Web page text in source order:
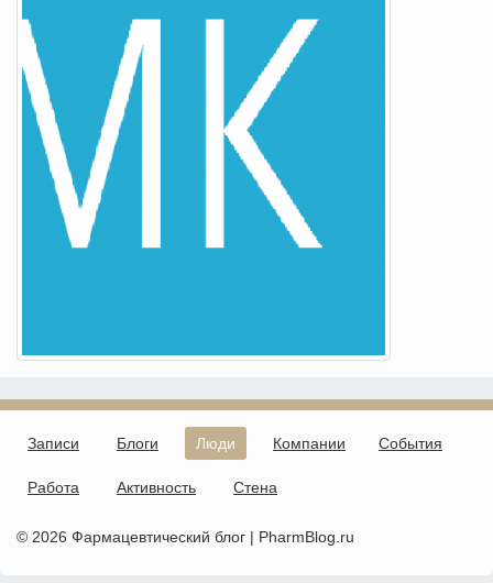
Записи Блоги Люди Компании События
Работа Активность Стена
© 2026 Фармацевтический блог | PharmBlog.ru